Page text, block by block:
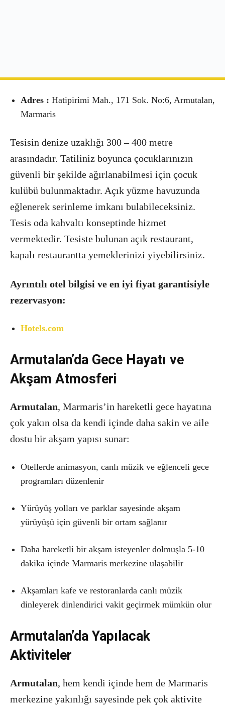
Adres : Hatipirimi Mah., 171 Sok. No:6, Armutalan,
Marmaris
Tesisin denize uzaklığı 300 – 400 metre
arasındadır. Tatiliniz boyunca çocuklarınızın
güvenli bir şekilde ağırlanabilmesi için çocuk
kulübü bulunmaktadır. Açık yüzme havuzunda
eğlenerek serinleme imkanı bulabileceksiniz.
Tesis oda kahvaltı konseptinde hizmet
vermektedir. Tesiste bulunan açık restaurant,
kapalı restaurantta yemeklerinizi yiyebilirsiniz.
Ayrıntılı otel bilgisi ve en iyi fiyat garantisiyle
rezervasyon:
Hotels.com
Armutalan’da Gece Hayatı ve
Akşam Atmosferi
Armutalan, Marmaris’in hareketli gece hayatına
çok yakın olsa da kendi içinde daha sakin ve aile
dostu bir akşam yapısı sunar:
Otellerde animasyon, canlı müzik ve eğlenceli gece
programları düzenlenir
Yürüyüş yolları ve parklar sayesinde akşam
yürüyüşü için güvenli bir ortam sağlanır
Daha hareketli bir akşam isteyenler dolmuşla 5-10
dakika içinde Marmaris merkezine ulaşabilir
Akşamları kafe ve restoranlarda canlı müzik
dinleyerek dinlendirici vakit geçirmek mümkün olur
Armutalan’da Yapılacak
Aktiviteler
Armutalan, hem kendi içinde hem de Marmaris
merkezine yakınlığı sayesinde pek çok aktivite